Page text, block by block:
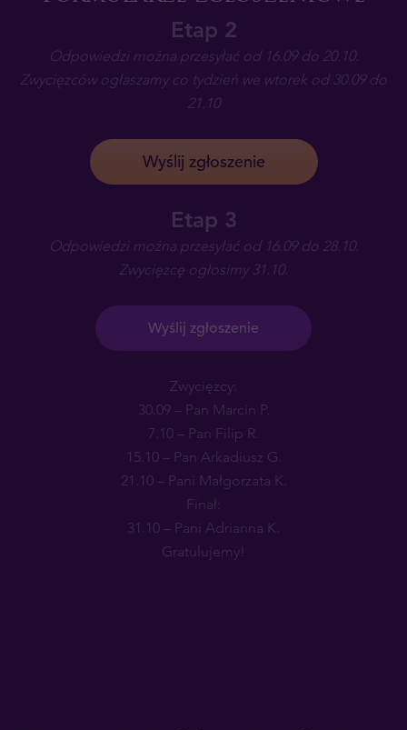
Etap 2
Odpowiedzi można przesyłać od 16.09 do 20.10.
Zwycięzców ogłaszamy co tydzień we wtorek od 30.09 do
21.10
Wyślij zgłoszenie
Etap 3
Odpowiedzi można przesyłać od 16.09 do 28.10.
Zwycięzcę ogłosimy 31.10.
Wyślij zgłoszenie
Zwycięzcy:
30.09 – Pan Marcin P.
7.10 – Pan Filip R.
15.10 – Pan Arkadiusz G.
21.10 – Pani Małgorzata K.
Finał:
31.10 – Pani Adrianna K.
Gratulujemy!